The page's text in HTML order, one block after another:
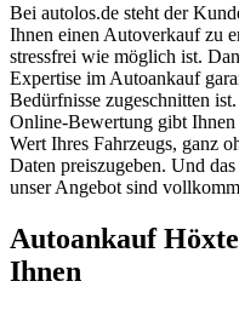
Bei autolos.de steht der
Ihnen einen Autoverkauf zu
stressfrei wie möglich ist.
Expertise im Autoankauf
Bedürfnisse zugeschnitten
Online-Bewertung gibt
Wert Ihres Fahrzeugs, ganz
Daten preiszugeben. Und
unser Angebot sind
Autoankauf
Ihnen